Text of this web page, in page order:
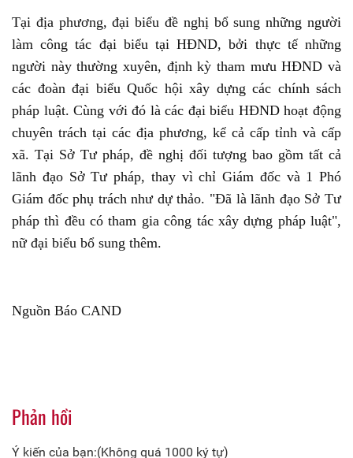
Tại địa phương, đại biểu đề nghị bổ sung những người
làm công tác đại biểu tại HĐND, bởi thực tế những
người này thường xuyên, định kỳ tham mưu HĐND và
các đoàn đại biểu Quốc hội xây dựng các chính sách
pháp luật. Cùng với đó là các đại biểu HĐND hoạt động
chuyên trách tại các địa phương, kể cả cấp tỉnh và cấp
xã. Tại Sở Tư pháp, đề nghị đối tượng bao gồm tất cả
lãnh đạo Sở Tư pháp, thay vì chỉ Giám đốc và 1 Phó
Giám đốc phụ trách như dự thảo. "Đã là lãnh đạo Sở Tư
pháp thì đều có tham gia công tác xây dựng pháp luật",
nữ đại biểu bổ sung thêm.
Nguồn Báo CAND
Phản hồi
Ý kiến của bạn:(Không quá 1000 ký tự)